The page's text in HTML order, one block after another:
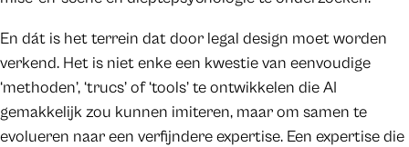
En dát is het terrein dat door legal design moet worden
verkend. Het is niet enke een kwestie van eenvoudige
‘methoden’, ‘trucs’ of ‘tools’ te ontwikkelen die AI
gemakkelijk zou kunnen imiteren, maar om samen te
evolueren naar een verfijndere expertise. Een expertise die